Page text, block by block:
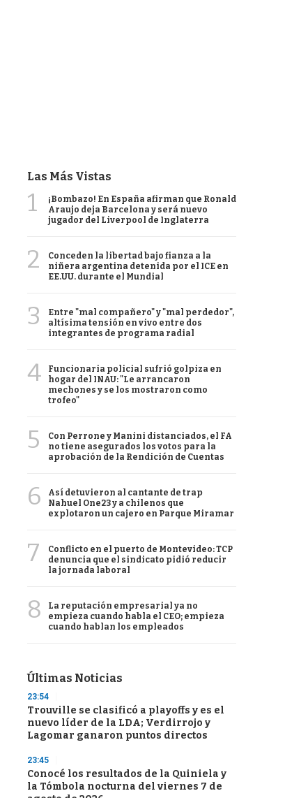
Las Más Vistas
1
¡Bombazo! En España afirman que Ronald
Araujo deja Barcelona y será nuevo
jugador del Liverpool de Inglaterra
2
Conceden la libertad bajo fianza a la
niñera argentina detenida por el ICE en
EE.UU. durante el Mundial
3
Entre "mal compañero" y "mal perdedor",
altísima tensión en vivo entre dos
integrantes de programa radial
4
Funcionaria policial sufrió golpiza en
hogar del INAU: "Le arrancaron
mechones y se los mostraron como
trofeo"
5
Con Perrone y Manini distanciados, el FA
no tiene asegurados los votos para la
aprobación de la Rendición de Cuentas
6
Así detuvieron al cantante de trap
Nahuel One23 y a chilenos que
explotaron un cajero en Parque Miramar
7
Conflicto en el puerto de Montevideo: TCP
denuncia que el sindicato pidió reducir
la jornada laboral
8
La reputación empresarial ya no
empieza cuando habla el CEO; empieza
cuando hablan los empleados
Últimas Noticias
23:54
Trouville se clasificó a playoffs y es el
nuevo líder de la LDA; Verdirrojo y
Lagomar ganaron puntos directos
23:45
Conocé los resultados de la Quiniela y
la Tómbola nocturna del viernes 7 de